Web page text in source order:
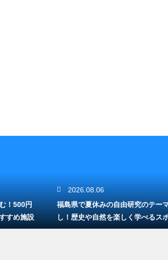
！500円
すめ施設
2026.08.06
福島県で夏休みの自由研究のテー
し！歴史や自然を楽しく学べるス
ト